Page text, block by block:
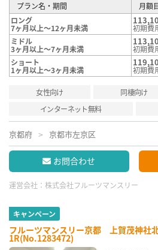
プラン名・期間
月額
ロング
7ヶ月以上～12ヶ月未満
初期費
ミドル
3ヶ月以上～7ヶ月未満
初期費
ショート
1ヶ月以上～3ヶ月未満 初期費
女性向け 同棲向け
インターネット無料
京都府 京都市左京区
お問合わせ
運営会社： 株式会社フルーツマンスリー
キャンペーン
フルーツマンスリー京都 上賀茂神社
1R(No.1283472)